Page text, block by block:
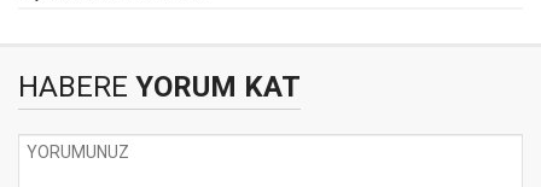
HABERE YORUM KAT